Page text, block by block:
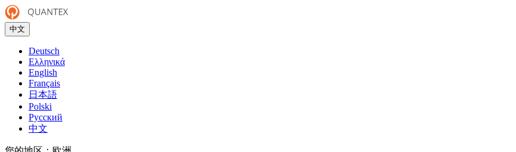
中文
Deutsch
Ελληνικά
English
Français
日本語
Polski
Русский
中文